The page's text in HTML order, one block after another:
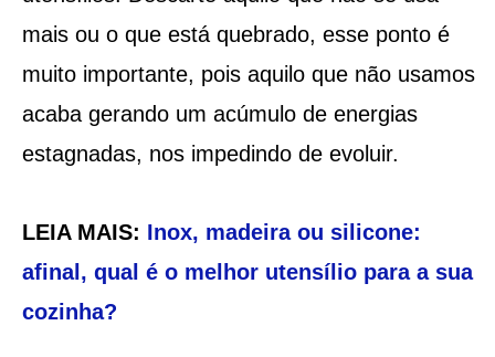
mais ou o que está quebrado, esse ponto é
muito importante, pois aquilo que não usamos
acaba gerando um acúmulo de energias
estagnadas, nos impedindo de evoluir.
LEIA MAIS: Inox, madeira ou silicone:
afinal, qual é o melhor utensílio para a sua
cozinha?